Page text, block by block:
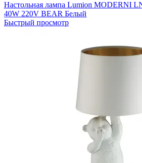
Настольная лампа Lumion MODERNI
40W 220V BEAR Белый
Быстрый просмотр